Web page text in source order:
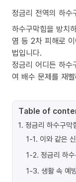
정금리 전역의 하수
하수구막힘을 방치
염 등 2차 피해로
법입니다.
정금리 어디든 하수
여 배수 문제를 재
Table of
1. 정금리 하수구막
1-1. 이와 같은
1-2. 정금리 하
1-3. 생활 속 예